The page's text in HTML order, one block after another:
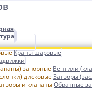
Краны шаровые
Вентили
Затворы
Обратные